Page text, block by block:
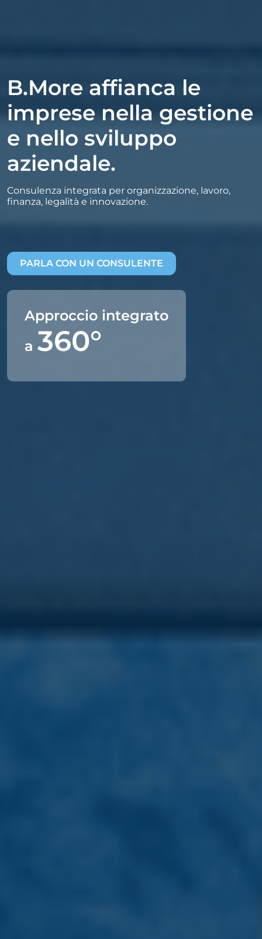
B.More affianca le
imprese nella gestione
e nello sviluppo
aziendale.
Consulenza integrata per organizzazione, lavoro,
finanza, legalità e innovazione.
PARLA CON UN CONSULENTE
Approccio integrato
a 360°